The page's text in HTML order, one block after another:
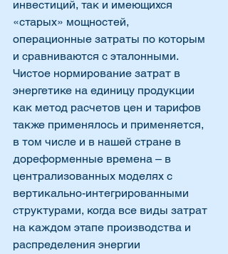
инвестиций, так и имеющихся
«старых» мощностей,
операционные затраты по которым
и сравниваются с эталонными.
Чистое нормирование затрат в
энергетике на единицу продукции
как метод расчетов цен и тарифов
также применялось и применяется,
в том числе и в нашей стране в
дореформенные времена – в
централизованных моделях с
вертикально-интегрированными
структурами, когда все виды затрат
на каждом этапе производства и
распределения энергии